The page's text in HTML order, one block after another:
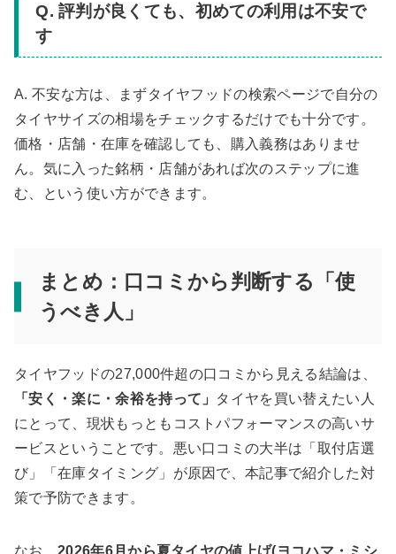
Q. 評判が良くても、初めての利用は不安で
す
A. 不安な方は、まずタイヤフッドの検索ページで自分の
タイヤサイズの相場をチェックするだけでも十分です。
価格・店舗・在庫を確認しても、購入義務はありませ
ん。気に入った銘柄・店舗があれば次のステップに進
む、という使い方ができます。
まとめ：口コミから判断する「使
うべき人」
タイヤフッドの27,000件超の口コミから見える結論は、
「安く・楽に・余裕を持って」 タイヤを買い替えたい人
にとって、現状もっともコストパフォーマンスの高いサ
ービスということです。悪い口コミの大半は「取付店選
び」「在庫タイミング」が原因で、本記事で紹介した対
策で予防できます。